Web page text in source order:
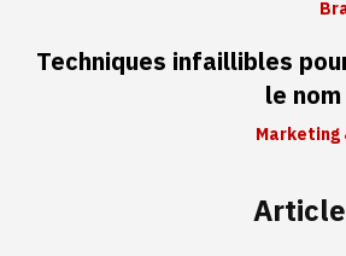
Techniques infaillibles
le